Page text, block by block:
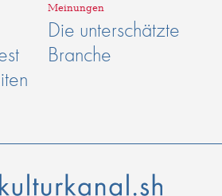
Meinungen
Die unterschätzte
Branche